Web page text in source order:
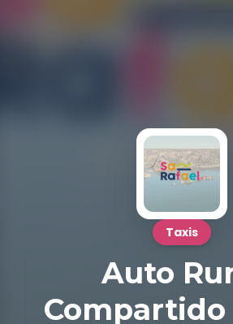
Taxis
Auto
Compartido